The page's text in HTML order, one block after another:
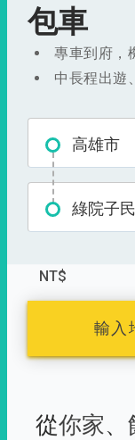
包車
專車到府，
中長程出遊
高雄市
綠院子
NT$
輸入
從你家、